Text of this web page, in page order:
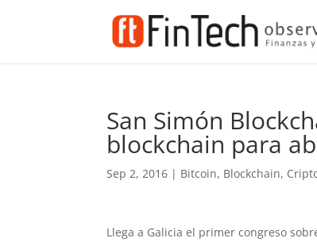
San Simón
blockchain para
Sep 2, 2016 | Bitcoin, Blockchain,
Llega a Galicia el primer congreso